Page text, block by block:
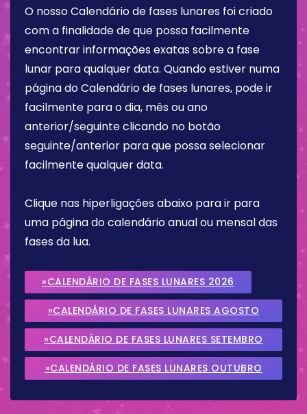
O nosso Calendário de fases lunares foi criado
com a finalidade de que possa facilmente
encontrar informações exatas sobre a fase
lunar para qualquer data. Quando estiver numa
página do Calendário de fases lunares, pode ir
facilmente para o dia, mês ou ano
anterior/seguinte clicando no botão
seguinte/anterior para que possa selecionar
facilmente qualquer data.
Clique nas hiperligações abaixo para ir para
uma página do calendário anual ou mensal das
fases da lua.
»CALENDÁRIO DE FASES LUNARES 2026
»CALENDÁRIO DE FASES LUNARES AGOSTO
2026
»CALENDÁRIO DE FASES LUNARES SETEMBRO
2026
»CALENDÁRIO DE FASES LUNARES OUTUBRO